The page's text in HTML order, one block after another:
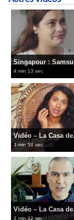
Singapour :
4 min 13 sec
Vidéo – La Casa
3 min 58 sec
Vidéo – La Casa
3 min 32 sec